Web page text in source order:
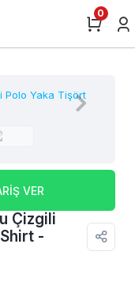
0
VER
Çizgili
-